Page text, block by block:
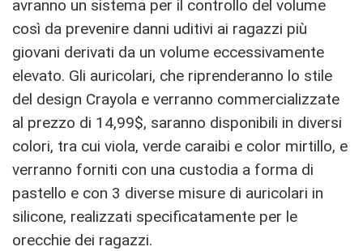
avranno un sistema per il controllo del volume
così da prevenire danni uditivi ai ragazzi più
giovani derivati da un volume eccessivamente
elevato. Gli auricolari, che riprenderanno lo stile
del design Crayola e verranno commercializzate
al prezzo di 14,99$, saranno disponibili in diversi
colori, tra cui viola, verde caraibi e color mirtillo, e
verranno forniti con una custodia a forma di
pastello e con 3 diverse misure di auricolari in
silicone, realizzati specificatamente per le
orecchie dei ragazzi.